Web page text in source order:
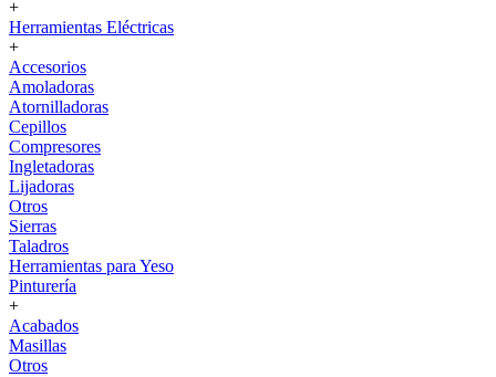
+
Herramientas Eléctricas
+
Accesorios
Amoladoras
Atornilladoras
Cepillos
Compresores
Ingletadoras
Lijadoras
Otros
Sierras
Taladros
Herramientas para Yeso
Pinturería
+
Acabados
Masillas
Otros